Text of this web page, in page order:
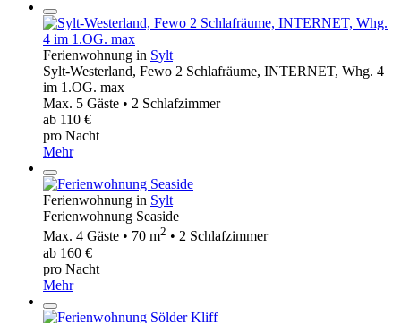
Ferienwohnung in Sylt
Sylt-Westerland, Fewo 2 Schlafräume, INTERNET, Whg. 4
im 1.OG. max
Max. 5 Gäste • 2 Schlafzimmer
ab 110 €
pro Nacht
Mehr
Ferienwohnung in Sylt
Ferienwohnung Seaside
Max. 4 Gäste • 70 m2 • 2 Schlafzimmer
ab 160 €
pro Nacht
Mehr